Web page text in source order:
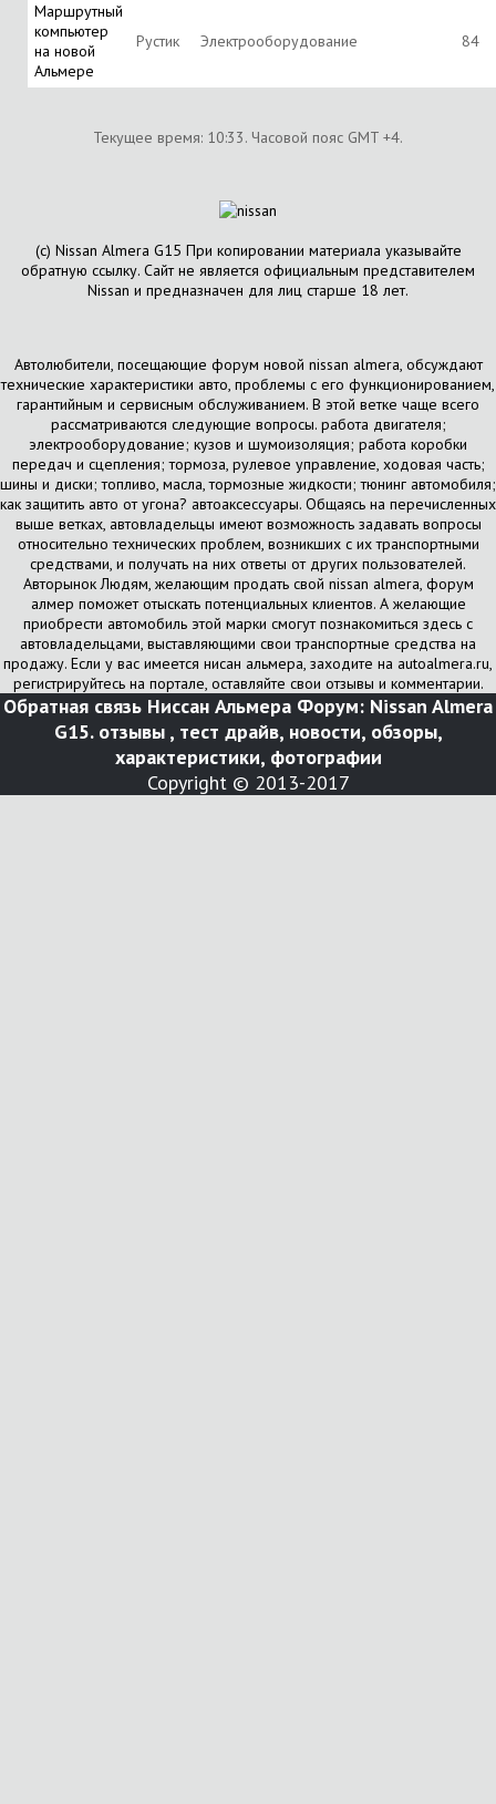
Маршрутный
компьютер
на новой
Альмере
Рустик Электрооборудование 84
Текущее время: 10:33. Часовой пояс GMT +4.
(с) Nissan Almera G15 При копировании материала указывайте
обратную ссылку. Сайт не является официальным представителем
Nissan и предназначен для лиц старше 18 лет.
Автолюбители, посещающие форум новой nissan almera, обсуждают
технические характеристики авто, проблемы с его функционированием,
гарантийным и сервисным обслуживанием. В этой ветке чаще всего
рассматриваются следующие вопросы. работа двигателя;
электрооборудование; кузов и шумоизоляция; работа коробки
передач и сцепления; тормоза, рулевое управление, ходовая часть;
шины и диски; топливо, масла, тормозные жидкости; тюнинг автомобиля;
как защитить авто от угона? автоаксессуары. Общаясь на перечисленных
выше ветках, автовладельцы имеют возможность задавать вопросы
относительно технических проблем, возникших с их транспортными
средствами, и получать на них ответы от других пользователей.
Авторынок Людям, желающим продать свой nissan almera, форум
алмер поможет отыскать потенциальных клиентов. А желающие
приобрести автомобиль этой марки смогут познакомиться здесь с
автовладельцами, выставляющими свои транспортные средства на
продажу. Если у вас имеется нисан альмера, заходите на autoalmera.ru,
регистрируйтесь на портале, оставляйте свои отзывы и комментарии.
Обратная связь Ниссан Альмера Форум: Nissan Almera
G15. отзывы , тест драйв, новости, обзоры,
характеристики, фотографии
Copyright © 2013-2017